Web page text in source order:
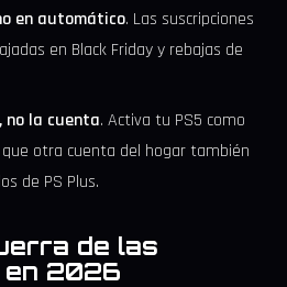
en automático. Las suscripciones
en Black Friday y rebajas de
no la cuenta. Activa tu PS5 como
otra cuenta del hogar también
de PS Plus.
de las
en 2026